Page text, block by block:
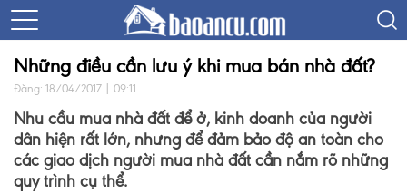
Những điều cần lưu ý khi mua bán nhà đất?
Đăng: 18/04/2017 | 09:11
Nhu cầu mua nhà đất để ở, kinh doanh của người
dân hiện rất lớn, nhưng để đảm bảo độ an toàn cho
các giao dịch người mua nhà đất cần nắm rõ những
quy trình cụ thể.